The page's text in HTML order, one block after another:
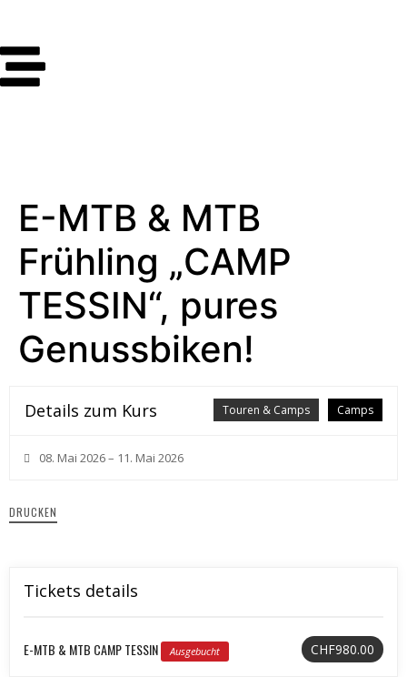
E-MTB & MTB
Frühling „CAMP
TESSIN“, pures
Genussbiken!
Camps
Touren & Camps
Details zum Kurs
08. Mai 2026 – 11. Mai 2026
DRUCKEN
Tickets details
CHF980.00
E-MTB & MTB CAMP TESSIN Ausgebucht